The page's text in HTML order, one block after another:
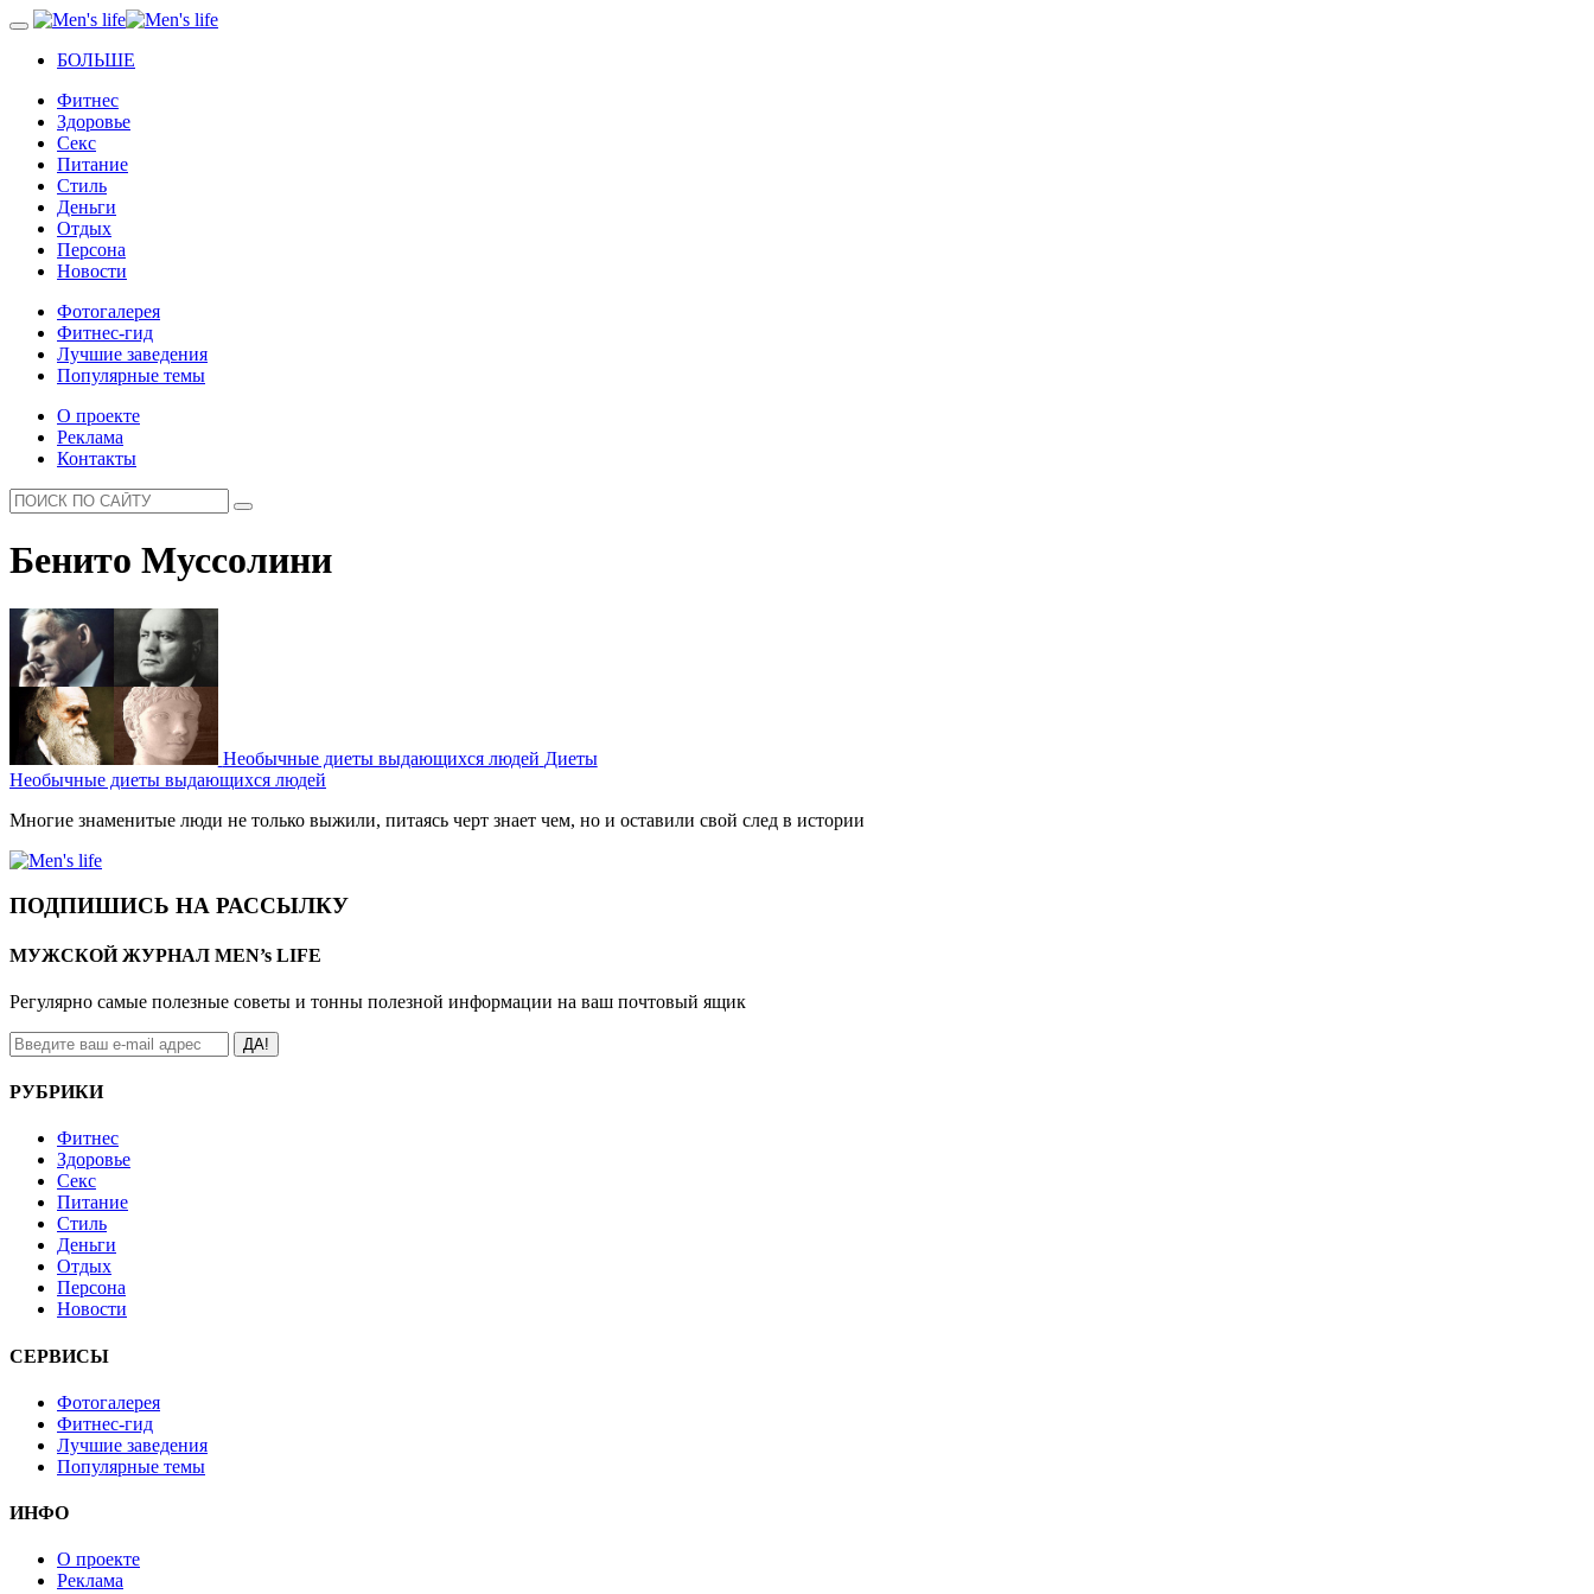
БОЛЬШЕ
Фитнес
Здоровье
Секс
Питание
Стиль
Деньги
Отдых
Персона
Новости
Фотогалерея
Фитнес-гид
Лучшие заведения
Популярные темы
О проекте
Реклама
Контакты
Бенито Муссолини
Необычные диеты выдающихся людей Диеты
Необычные диеты выдающихся людей
Многие знаменитые люди не только выжили, питаясь черт знает чем, но и оставили свой след в истории
ПОДПИШИСЬ НА РАССЫЛКУ
МУЖСКОЙ ЖУРНАЛ MEN’s LIFE
Регулярно самые полезные советы и тонны полезной информации на ваш почтовый ящик
ДА!
РУБРИКИ
Фитнес
Здоровье
Секс
Питание
Стиль
Деньги
Отдых
Персона
Новости
СЕРВИСЫ
Фотогалерея
Фитнес-гид
Лучшие заведения
Популярные темы
ИНФО
О проекте
Реклама